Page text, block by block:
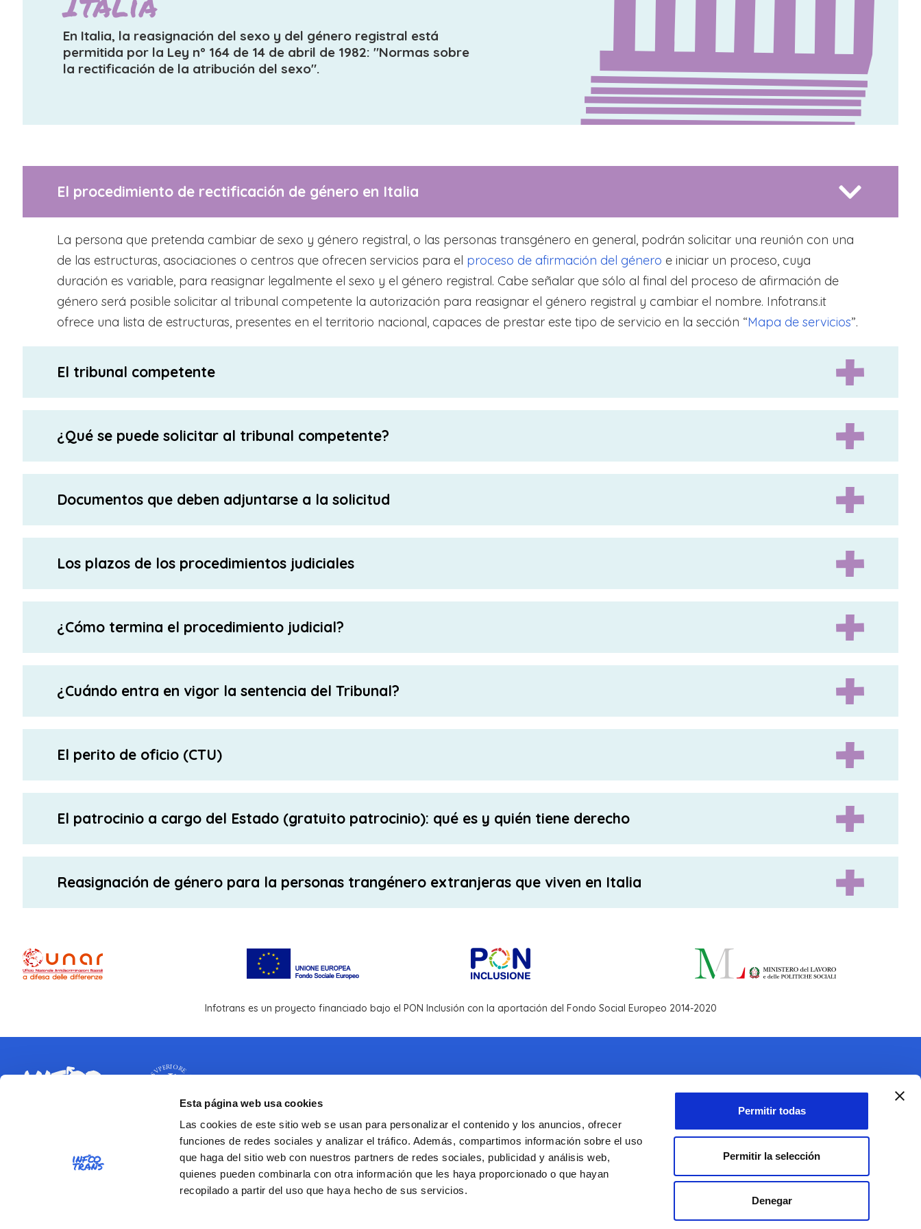
Esta página web usa cookies
Las cookies de este sitio web se usan para personalizar el contenido y los anuncios, ofrecer
funciones de redes sociales y analizar el tráfico. Además, compartimos información sobre el uso
que haga del sitio web con nuestros partners de redes sociales, publicidad y análisis web,
quienes pueden combinarla con otra información que les haya proporcionado o que hayan
recopilado a partir del uso que haya hecho de sus servicios.
Permitir todas
Permitir la selección
Denegar
En Italia, la reasignación del sexo y del género registral está
permitida por la Ley nº 164 de 14 de abril de 1982: "Normas sobre
la rectificación de la atribución del sexo".
El procedimiento de rectificación de género en Italia
La persona que pretenda cambiar de sexo y género registral, o las personas transgénero en general, podrán solicitar una reunión con una
de las estructuras, asociaciones o centros que ofrecen servicios para el proceso de afirmación del género e iniciar un proceso, cuya
duración es variable, para reasignar legalmente el sexo y el género registral. Cabe señalar que sólo al final del proceso de afirmación de
género será posible solicitar al tribunal competente la autorización para reasignar el género registral y cambiar el nombre. Infotrans.it
ofrece una lista de estructuras, presentes en el territorio nacional, capaces de prestar este tipo de servicio en la sección “Mapa de servicios”.
El tribunal competente
¿Qué se puede solicitar al tribunal competente?
Documentos que deben adjuntarse a la solicitud
Los plazos de los procedimientos judiciales
¿Cómo termina el procedimiento judicial?
¿Cuándo entra en vigor la sentencia del Tribunal?
El perito de oficio (CTU)
El patrocinio a cargo del Estado (gratuito patrocinio): qué es y quién tiene derecho
Reasignación de género para la personas trangénero extranjeras que viven en Italia
Infotrans es un proyecto financiado bajo el PON Inclusión con la aportación del Fondo Social Europeo 2014-2020
Instituto Superior de Sanidad
Viale Regina Elena 299 - 00161 Roma
Correo electrónico:info@infotrans.it
Sitio web institucional de la ISS
ISSalute.it (en italiano)